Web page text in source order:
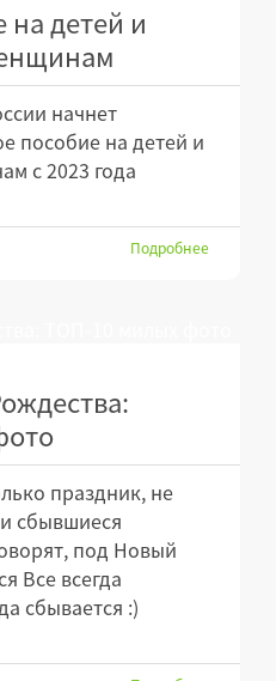
на детей и
начнет
пособие на детей и
с 2023 года
Подробнее
праздник, не
сбывшиеся
под Новый
Все всегда
сбывается :)